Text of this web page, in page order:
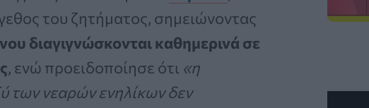
του ζητήματος, σημειώνοντας
διαγιγνώσκονται καθημερινά σε
, ενώ προειδοποίησε ότι «η
των νεαρών ενηλίκων δεν